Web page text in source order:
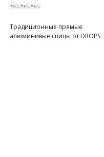
Традиционные прямые
алюминивые спицы от DROPS